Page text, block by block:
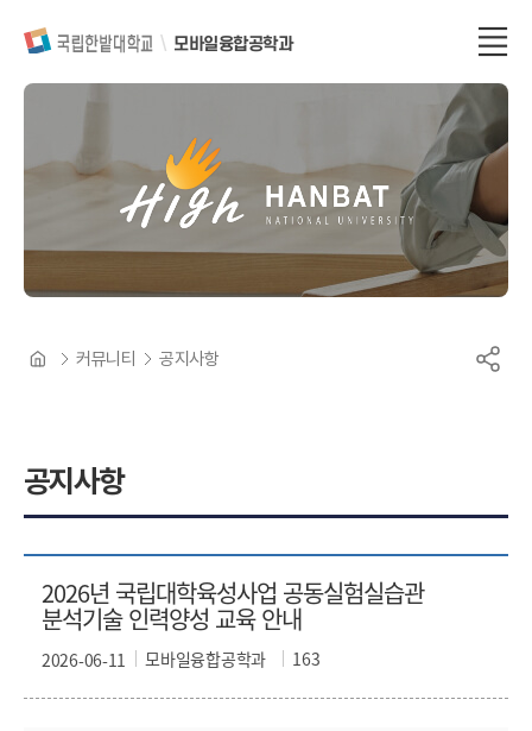
모바일융합공학과
공지사항
커뮤니티 공지사항
2026년 국립대학육성사업 공동실험실습관
분석기술 인력양성 교육 안내
모바일융합공학과 163
2026-06-11